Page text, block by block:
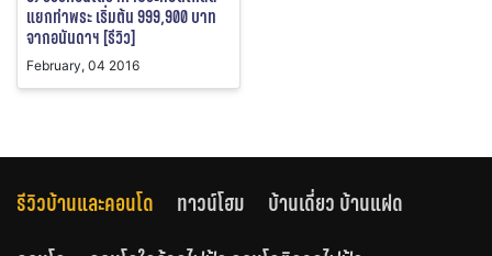
แยกท่าพระ เริ่มต้น 999,900 บาท
จากอนันดาฯ [รีวิว]
February, 04 2016
รีวิวบ้านและคอนโด ทาวน์โฮม
บ้านเดี่ยว บ้านแฝด